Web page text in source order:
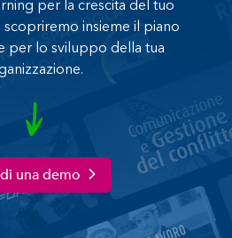
per la crescita del tuo
scopriremo insieme il piano
per lo sviluppo della tua
una demo